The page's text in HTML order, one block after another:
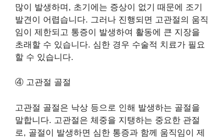
많이 발생하며, 초기에는 증상이 없기 때문에 조기
발견이 어렵습니다. 그러나 진행되면 고관절의 움직
임이 제한되고 통증이 발생하여 활동에 큰 지장을
초래할 수 있습니다. 심한 경우 수술적 치료가 필요
할 수 있습니다.
④ 고관절 골절
고관절 골절은 낙상 등으로 인해 발생하는 골절을
말합니다. 고관절은 체중을 지탱하는 중요한 관절
로, 골절이 발생하면 심한 통증과 함께 움직임이 제